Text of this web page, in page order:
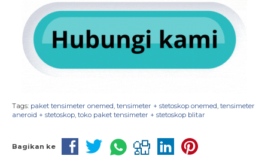
Tags: paket tensimeter onemed, tensimeter + stetoskop onemed, tensimeter
aneroid + stetoskop, toko paket tensimeter + stetoskop blitar
Bagikan ke